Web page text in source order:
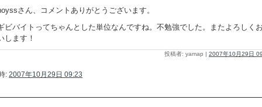
さん、コメントありがとうございます。
ビバイトってちゃんとした単位なんですね。不勉強でした。またよろしく
します！
投稿者: yamap | 2007年10月29日
: 2007年10月29日 09:23